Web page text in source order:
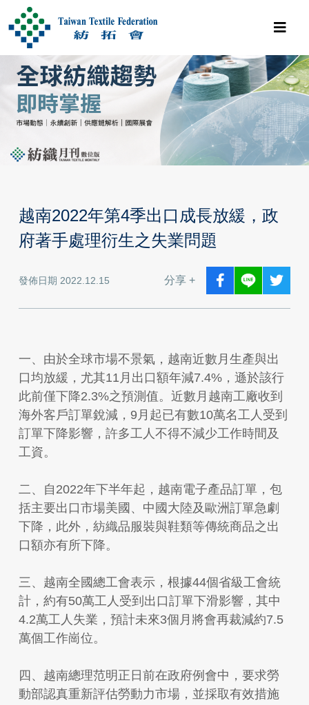
越南2022年第4季出口成長放緩，政
府著手處理衍生之失業問題
發佈日期 2022.12.15 分享 +
一、由於全球市場不景氣，越南近數月生產與出
口均放緩，尤其11月出口額年減7.4%，遜於該行
此前僅下降2.3%之預測值。近數月越南工廠收到
海外客戶訂單銳減，9月起已有數10萬名工人受到
訂單下降影響，許多工人不得不減少工作時間及
工資。
二、自2022年下半年起，越南電子產品訂單，包
括主要出口市場美國、中國大陸及歐洲訂單急劇
下降，此外，紡織品服裝與鞋類等傳統商品之出
口額亦有所下降。
三、越南全國總工會表示，根據44個省級工會統
計，約有50萬工人受到出口訂單下滑影響，其中
4.2萬工人失業，預計未來3個月將會再裁減約7.5
萬個工作崗位。
四、越南總理范明正日前在政府例會中，要求勞
動部認真重新評估勞動力市場，並採取有效措施